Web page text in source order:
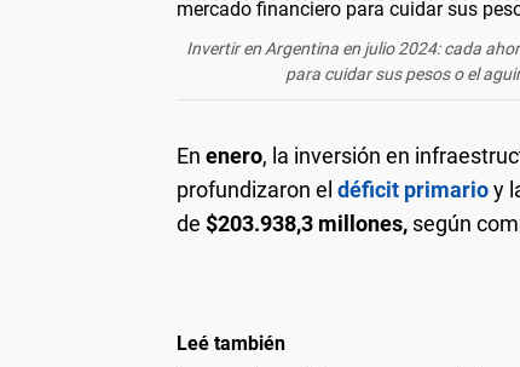
Invertir en Argentina en julio 2024: cada
para cuidar sus pesos o el
En enero, la inversión en
profundizaron el déficit primarioy
de $203.938,3 millones, según
Leé también